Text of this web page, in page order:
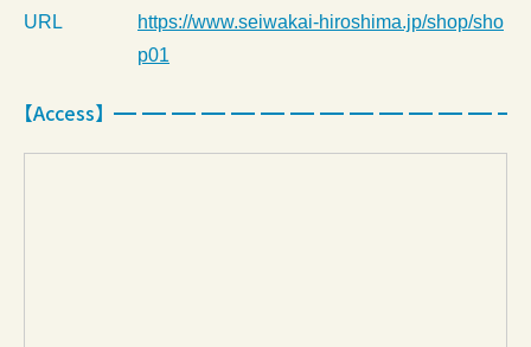
URL
https://www.seiwakai-hiroshima.jp/shop/sho
p01
【Access】